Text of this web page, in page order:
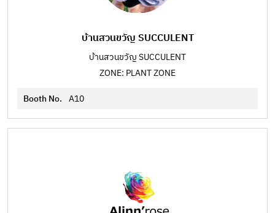
บ้านสวนขวัญ SUCCULENT
บ้านสวนขวัญ SUCCULENT
ZONE: PLANT ZONE
Booth No. A10